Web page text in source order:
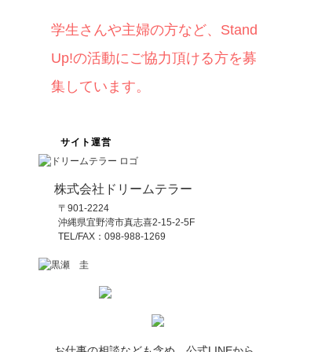
学生さんや主婦の方など、Stand
Up!の活動にご協力頂ける方を募
集しています。
サイト運営
株式会社ドリームテラー
〒901-2224
沖縄県宜野湾市真志喜2-15-2-5F
TEL/FAX：098-988-1269